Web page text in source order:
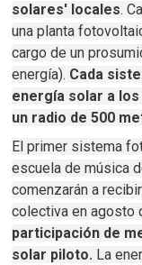
solares' locales.
una planta
cargo de un
energía). Cada
energía solar a
un radio de 500
El primer sistema
escuela de música
comenzarán a
colectiva en agosto
participación de
solar piloto. La